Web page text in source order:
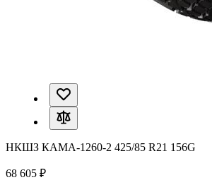
НКШЗ КАМА-1260-2 425/85 R21 156G
68 605 ₽